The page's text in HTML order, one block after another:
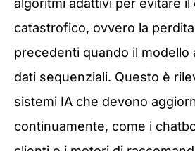
algoritmi adattivi per evitare
catastrofico, ovvero la
precedenti quando il modello
dati sequenziali. Questo è
sistemi IA che devono
continuamente, come i